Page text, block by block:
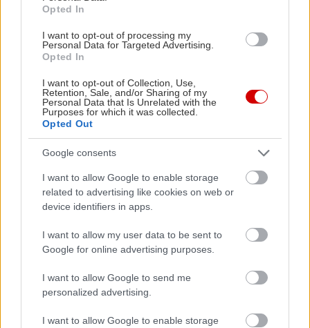
Opted In
I want to opt-out of processing my
Personal Data for Targeted Advertising.
Opted In
I want to opt-out of Collection, Use,
Retention, Sale, and/or Sharing of my
Personal Data that Is Unrelated with the
Purposes for which it was collected.
Opted Out
Google consents
I want to allow Google to enable storage
related to advertising like cookies on web or
device identifiers in apps.
I want to allow my user data to be sent to
Google for online advertising purposes.
I want to allow Google to send me
personalized advertising.
I want to allow Google to enable storage
10 σημάδια ότι σε θέλει αλλά φοβάται να το
Μήπως οι
στην
PODCASTS